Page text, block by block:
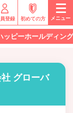
登録 初めての方 メニュー
ッピーホールディン
グローバ